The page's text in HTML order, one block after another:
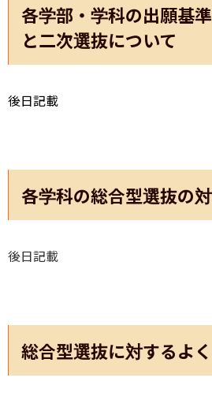
各学部・学科の出願基
と二次選抜について
後日記載
各学科の総合型選抜の
後日記載
総合型選抜に対するよ